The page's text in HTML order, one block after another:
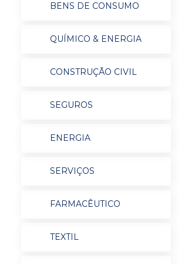
BENS DE CONSUMO
QUÍMICO & ENERGIA
CONSTRUÇÃO CIVIL
SEGUROS
ENERGIA
SERVIÇOS
FARMACÊUTICO
TEXTIL